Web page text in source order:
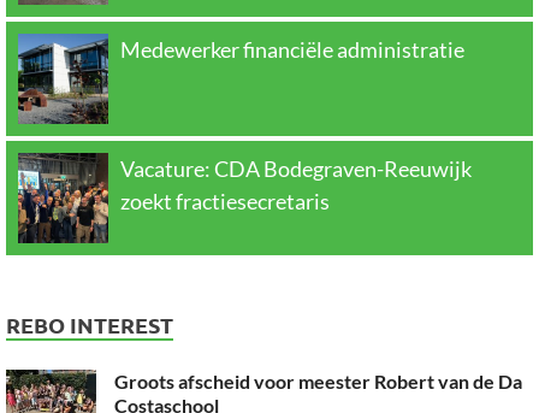
Medewerker financiële administratie
Vacature: CDA Bodegraven-Reeuwijk
zoekt fractiesecretaris
REBO INTEREST
Groots afscheid voor meester Robert van de Da
Costaschool